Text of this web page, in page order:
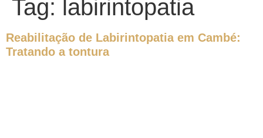
Tag: labirintopatia
Reabilitação de Labirintopatia em Cambé:
Tratando a tontura